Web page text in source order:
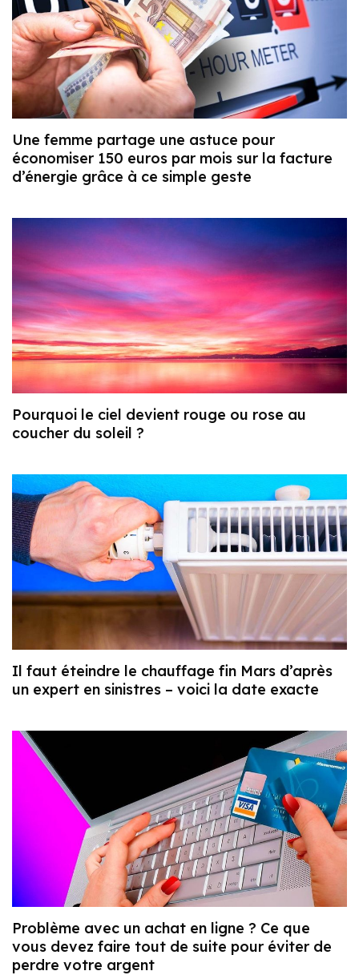
Une femme partage une astuce pour
économiser 150 euros par mois sur la facture
d’énergie grâce à ce simple geste
Pourquoi le ciel devient rouge ou rose au
coucher du soleil ?
Il faut éteindre le chauffage fin Mars d’après
un expert en sinistres – voici la date exacte
Problème avec un achat en ligne ? Ce que
vous devez faire tout de suite pour éviter de
perdre votre argent